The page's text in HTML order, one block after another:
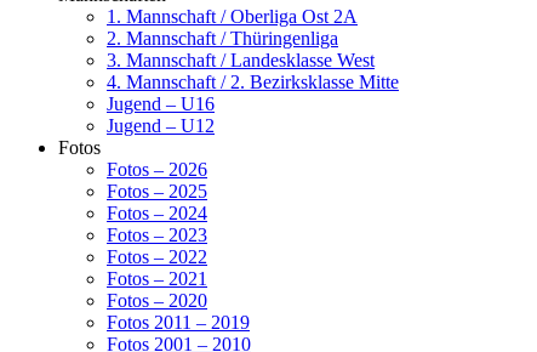
1. Mannschaft / Oberliga Ost 2A
2. Mannschaft / Thüringenliga
3. Mannschaft / Landesklasse West
4. Mannschaft / 2. Bezirksklasse Mitte
Jugend – U16
Jugend – U12
Fotos
Fotos – 2026
Fotos – 2025
Fotos – 2024
Fotos – 2023
Fotos – 2022
Fotos – 2021
Fotos – 2020
Fotos 2011 – 2019
Fotos 2001 – 2010